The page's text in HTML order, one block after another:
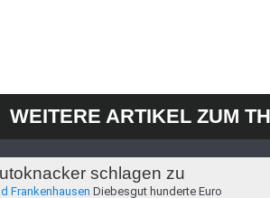
WEITERE ARTIKEL ZUM
schlagen zu
Frankenhausen Diebesgut hunderte Euro